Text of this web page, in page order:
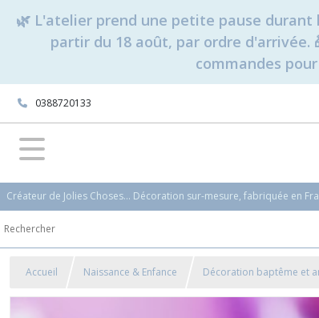
🌿 L'atelier prend une petite pause
partir du 18 août, par ordre d'arrivée.
commandes
0388720133
Créateur de Jolies Choses... Décoration sur-mesure, fabriquée en
Accueil Naissance & Enfance Décoration baptême et